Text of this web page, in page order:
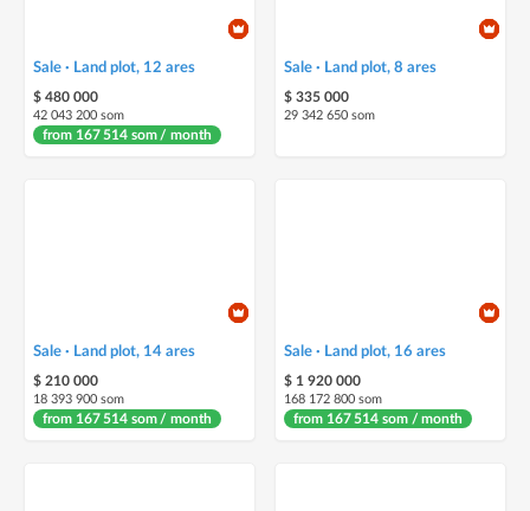
Sale · Land plot, 12 ares
$ 480 000
42 043 200 som
from 167 514 som / month
Sale · Land plot, 8 ares
$ 335 000
29 342 650 som
Sale · Land plot, 14 ares
$ 210 000
18 393 900 som
from 167 514 som / month
Sale · Land plot, 16 ares
$ 1 920 000
168 172 800 som
from 167 514 som / month